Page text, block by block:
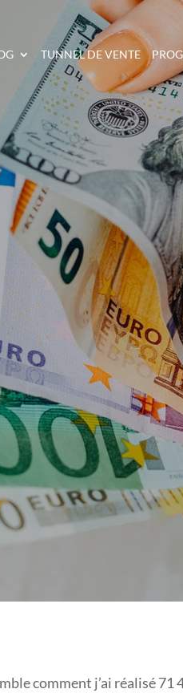
TUNNEL DE VENTE
GAGNÉ
2 SITES
comment j’ai réalisé 71